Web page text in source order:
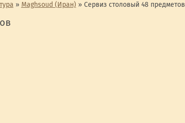
» Maghsoud (Иран) » Сервиз столовый 48 предметов